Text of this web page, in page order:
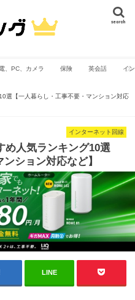
search
、PC、カメラ 保険 英会話 イ
選【一人暮らし・工事不要・マンション対応
インターネット回線
め人気ランキング10選
ション対応など】
LINE